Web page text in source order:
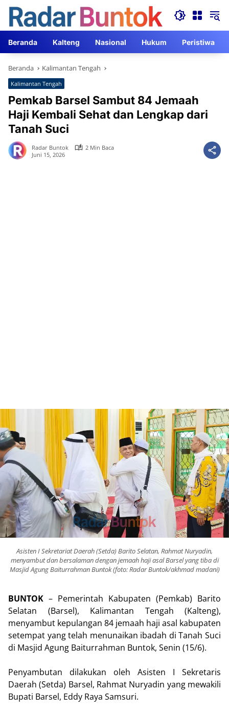
Langsung
konten
Beranda Kalteng Nasional Hukum Peristiwa
Beranda Kalimantan Tengah
Kalimantan Tengah
Pemkab Barsel Sambut 84 Jemaah
Haji Kembali Sehat dan Lengkap dari
Tanah Suci
Radar Buntok
2 Min Baca
Juni 15, 2026
Asisten I Sekretariat Daerah (Setda) Barito Selatan, Rahmat Nuryadin,
menyambut dan bersalaman dengan jemaah haji asal Barsel yang tiba di
Masjid Agung Baiturrahman Buntok (foto: Radar Buntok/akhmad madani)
BUNTOK – Pemerintah Kabupaten (Pemkab) Barito
Selatan (Barsel), Kalimantan Tengah (Kalteng),
menyambut kepulangan 84 jemaah haji asal kabupaten
setempat yang telah menunaikan ibadah di Tanah Suci
di Masjid Agung Baiturrahman Buntok, Senin (15/6).
Penyambutan dilakukan oleh Asisten I Sekretaris
Daerah (Setda) Barsel, Rahmat Nuryadin yang mewakili
Bupati Barsel, Eddy Raya Samsuri.